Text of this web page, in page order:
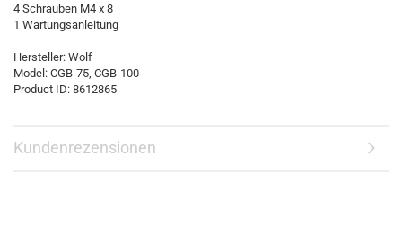
4 Schrauben M4 x 8
1 Wartungsanleitung
Hersteller: Wolf
Model: CGB-75, CGB-100
Product ID: 8612865
Kundenrezensionen